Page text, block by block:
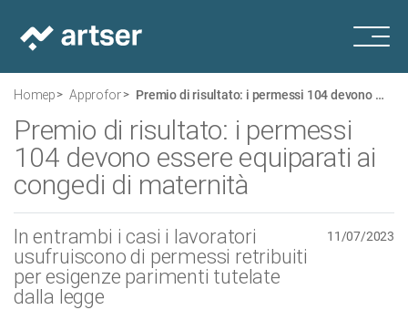
HomepageApprofondimenti Premio di risultato: i permessi 104 devono essere equiparati ai congedi di maternità
Premio di risultato: i permessi
104 devono essere equiparati ai
congedi di maternità
In entrambi i casi i lavoratori
usufruiscono di permessi retribuiti
per esigenze parimenti tutelate
dalla legge
11/07/2023